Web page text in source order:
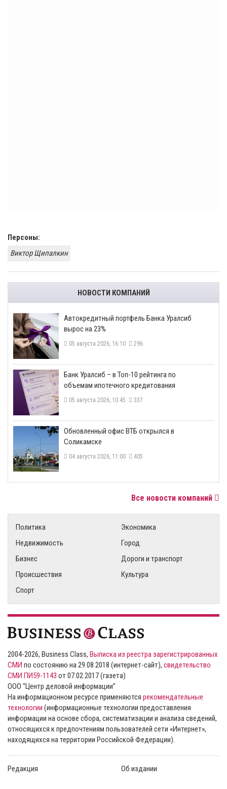
Персоны:
Виктор Щипалкин
НОВОСТИ КОМПАНИЙ
​Автокредитный портфель Банка Уралсиб
вырос на 23%
05 августа 2026, 16:10 296
​Банк Уралсиб – в Топ-10 рейтинга по
объемам ипотечного кредитования
05 августа 2026, 10:45 337
​Обновленный офис ВТБ открылся в
Соликамске
04 августа 2026, 11:00 405
Все новости компаний
Политика
Экономика
Недвижимость
Город
Бизнес
Дороги и транспорт
Происшествия
Культура
Спорт
2004-2026, Business Class, Выписка из реестра зарегистрированных
СМИ по состоянию на 29.08.2018 (интернет-сайт), свидетельство
СМИ ПИ59-1143 от 07.02.2017 (газета)
ООО “Центр деловой информации”
На информационном ресурсе применяются рекомендательные
технологии (информационные технологии предоставления
информации на основе сбора, систематизации и анализа сведений,
относящихся к предпочтениям пользователей сети «Интернет»,
находящихся на территории Российской Федерации).
Редакция Об издании